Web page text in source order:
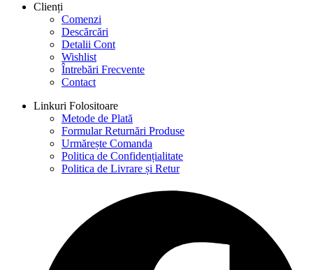
Clienți
Comenzi
Descărcări
Detalii Cont
Wishlist
Întrebări Frecvente
Contact
Linkuri Folositoare
Metode de Plată
Formular Returnări Produse
Urmărește Comanda
Politica de Confidențialitate
Politica de Livrare și Retur